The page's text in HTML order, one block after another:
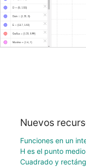
Nuevos
Funciones en un
H es el punto medio
Cuadrado y